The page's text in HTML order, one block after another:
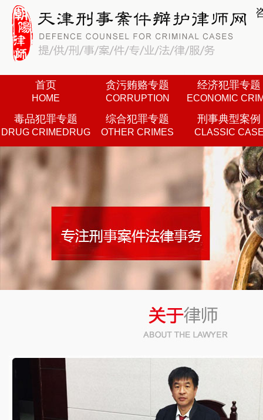
首页
HOME
贪污贿赂专题
CORRUPTION
经济犯罪专题
ECONOMIC
毒品犯罪专题
DRUG CRIMEDRUG
综合犯罪专题
OTHER CRIMES
刑事典型案例
CLASSIC